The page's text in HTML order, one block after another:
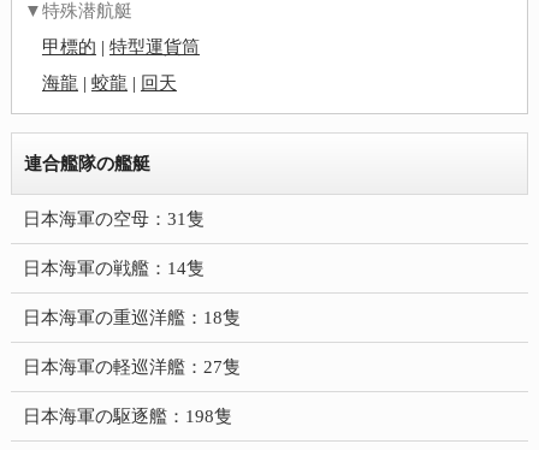
▼特殊潜航艇
甲標的 | 特型運貨筒
海龍 | 蛟龍 | 回天
連合艦隊の艦艇
日本海軍の空母：31隻
日本海軍の戦艦：14隻
日本海軍の重巡洋艦：18隻
日本海軍の軽巡洋艦：27隻
日本海軍の駆逐艦：198隻